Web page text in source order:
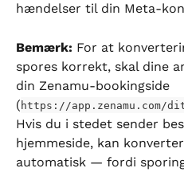
hændelser til din Meta-
Bemærk: For at
spores korrekt, skal dine
din Zenamu-bookingside
( https://app.zenamu.com/
Hvis du i stedet sender
hjemmeside, kan
automatisk — fordi